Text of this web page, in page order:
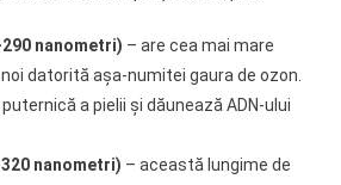
nanometri) – are cea mai mare
datorită așa-numitei gaura de ozon.
a pielii și dăunează ADN-ului
nanometri) – această lungime de